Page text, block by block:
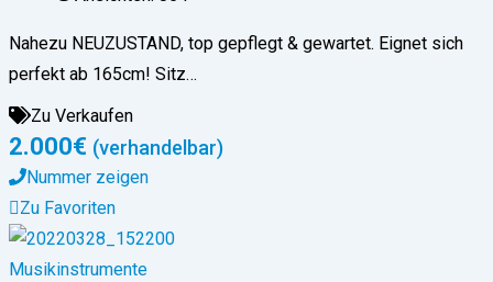
Nahezu NEUZUSTAND, top gepflegt & gewartet. Eignet sich
perfekt ab 165cm! Sitz…
Zu Verkaufen
2.000€ (verhandelbar)
Nummer zeigen
Zu Favoriten
Musikinstrumente